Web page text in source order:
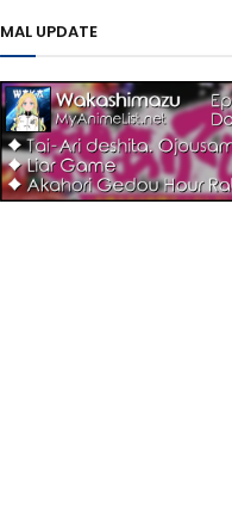
MAL UPDATE